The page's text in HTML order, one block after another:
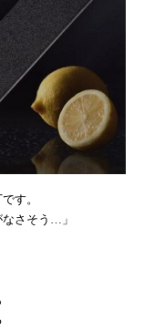
す。
さそう…」